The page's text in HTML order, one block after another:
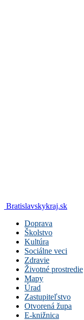
Bratislavskykraj.sk
Doprava
Školstvo
Kultúra
Sociálne veci
Zdravie
Životné prostredie
Mapy
Úrad
Zastupiteľstvo
Otvorená župa
E-knižnica